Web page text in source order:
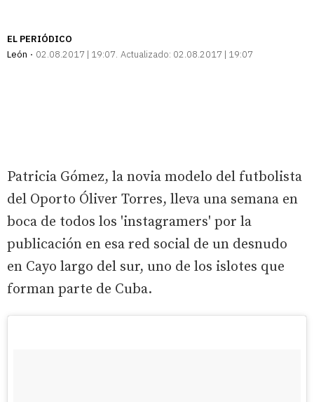
EL PERIÓDICO
León
02.08.2017 | 19:07 Actualizado: 02.08.2017 | 19:07
Patricia Gómez, la novia modelo del futbolista
del Oporto Óliver Torres, lleva una semana en
boca de todos los 'instagramers' por la
publicación en esa red social de un desnudo
en Cayo largo del sur, uno de los islotes que
forman parte de Cuba.